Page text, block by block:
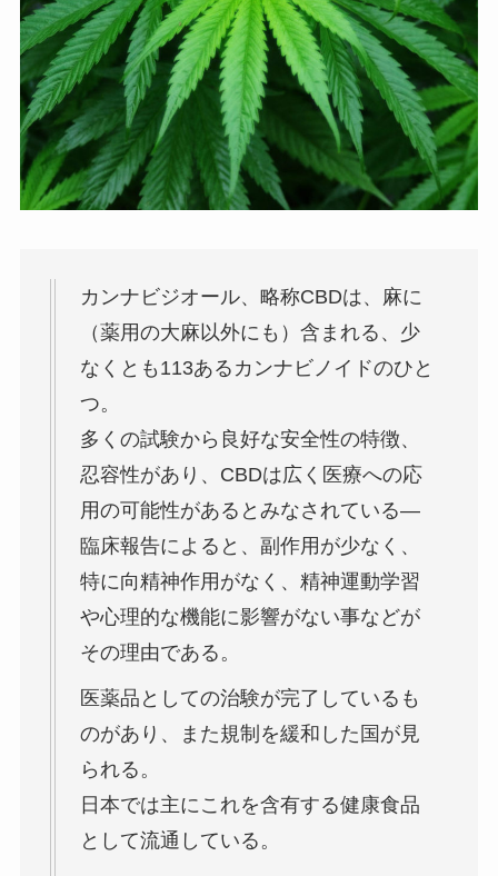
カンナビジオール、略称CBDは、麻に
（薬用の大麻以外にも）含まれる、少
なくとも113あるカンナビノイドのひと
つ。
多くの試験から良好な安全性の特徴、
忍容性があり、CBDは広く医療への応
用の可能性があるとみなされている―
臨床報告によると、副作用が少なく、
特に向精神作用がなく、精神運動学習
や心理的な機能に影響がない事などが
その理由である。
医薬品としての治験が完了しているも
のがあり、また規制を緩和した国が見
られる。
日本では主にこれを含有する健康食品
として流通している。